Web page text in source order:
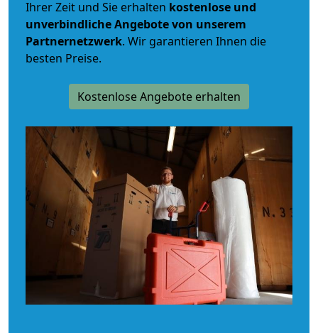
Ihrer Zeit und Sie erhalten kostenlose und
unverbindlicheAngebote von unserem
Partnernetzwerk. Wir garantieren Ihnen die
besten Preise.
Kostenlose Angebote erhalten